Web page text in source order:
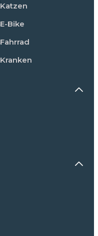
Katzen
E-Bike
Fahrrad
Kranken